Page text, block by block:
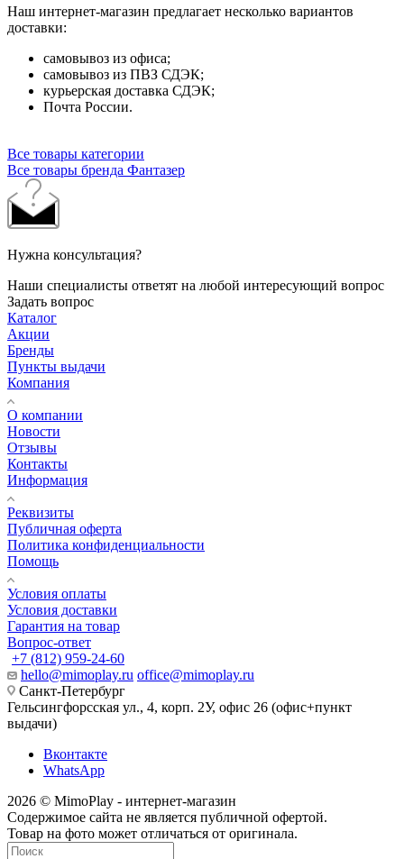
Наш интернет-магазин предлагает несколько вариантов
доставки:
самовывоз из офиса;
самовывоз из ПВЗ СДЭК;
курьерская доставка СДЭК;
Почта России.
Все товары категории
Все товары бренда Фантазер
Нужна консультация?
Наши специалисты ответят на любой интересующий вопрос
Задать вопрос
Каталог
Акции
Бренды
Пункты выдачи
Компания
О компании
Новости
Отзывы
Контакты
Информация
Реквизиты
Публичная оферта
Политика конфиденциальности
Помощь
Условия оплаты
Условия доставки
Гарантия на товар
Вопрос-ответ
+7 (812) 959-24-60
hello@mimoplay.ru office@mimoplay.ru
Санкт-Петербург
Гельсингфорсская ул., 4, корп. 2У, офис 26 (офис+пункт
выдачи)
Вконтакте
WhatsApp
2026 © MimoPlay - интернет-магазин
Содержимое сайта не является публичной офертой.
Товар на фото может отличаться от оригинала.